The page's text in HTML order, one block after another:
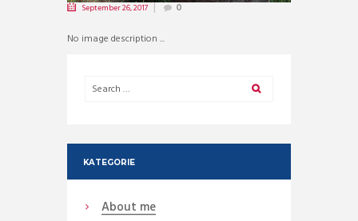
September 26, 2017 0
No image description ...
KATEGORIE
About me